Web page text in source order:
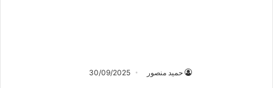
حميد منصور 30/09/2025